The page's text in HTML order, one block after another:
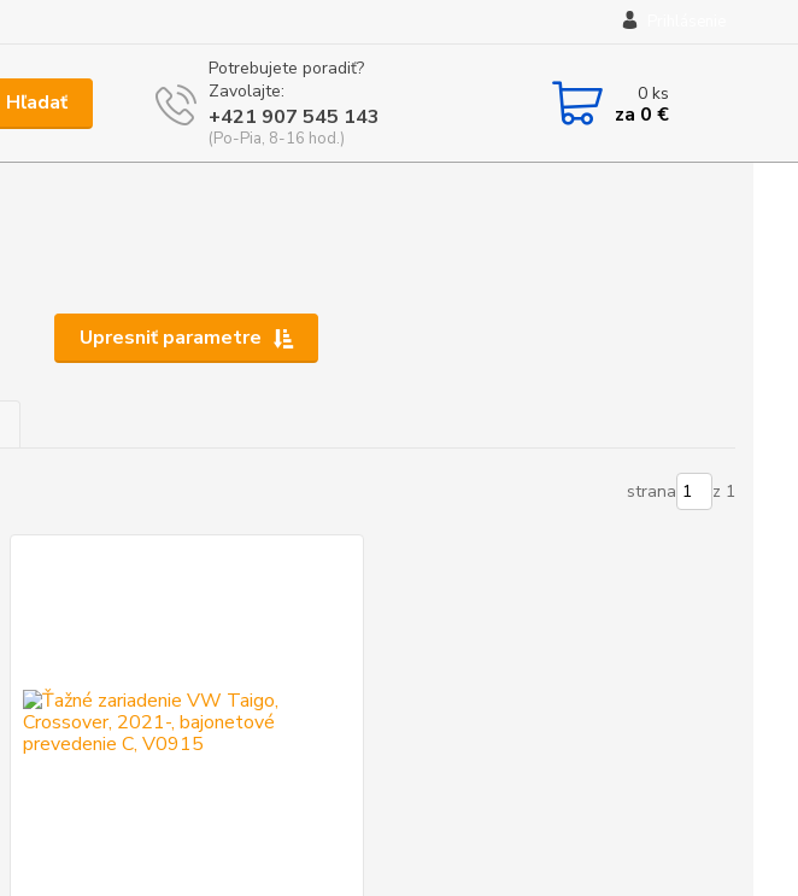
Hľadať
Potrebujete poradiť?
Zavolajte:
+421 907 545 143
(Po-Pia, 8-16 hod.)
0ks
za 0 €
Upresniť parametre
strana z 1